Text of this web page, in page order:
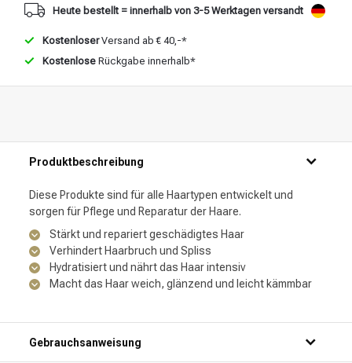
Heute bestellt = innerhalb von 3-5 Werktagen versandt
KostenloserVersand ab € 40,-*
Kostenlose Rückgabe innerhalb*
Produktbeschreibung
Diese Produkte sind für alle Haartypen entwickelt und
sorgen für Pflege und Reparatur der Haare.
Stärkt und repariert geschädigtes Haar
Verhindert Haarbruch und Spliss
Hydratisiert und nährt das Haar intensiv
Macht das Haar weich, glänzend und leicht kämmbar
Gebrauchsanweisung